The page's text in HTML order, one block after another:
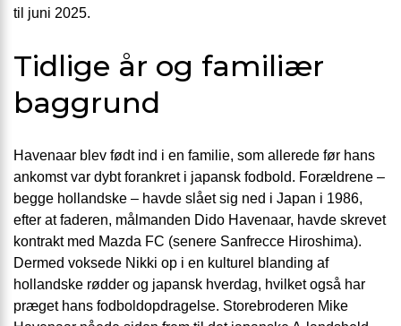
til juni 2025.
Tidlige år og familiær
baggrund
Havenaar blev født ind i en familie, som allerede før hans
ankomst var dybt forankret i japansk fodbold. Forældrene –
begge hollandske – havde slået sig ned i Japan i 1986,
efter at faderen, målmanden Dido Havenaar, havde skrevet
kontrakt med Mazda FC (senere Sanfrecce Hiroshima).
Dermed voksede Nikki op i en kulturel blanding af
hollandske rødder og japansk hverdag, hvilket også har
præget hans fodboldopdragelse. Storebroderen Mike